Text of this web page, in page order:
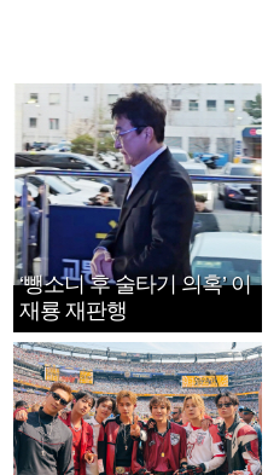
‘뺑소니 후 술타기 의혹’ 이
재룡 재판행